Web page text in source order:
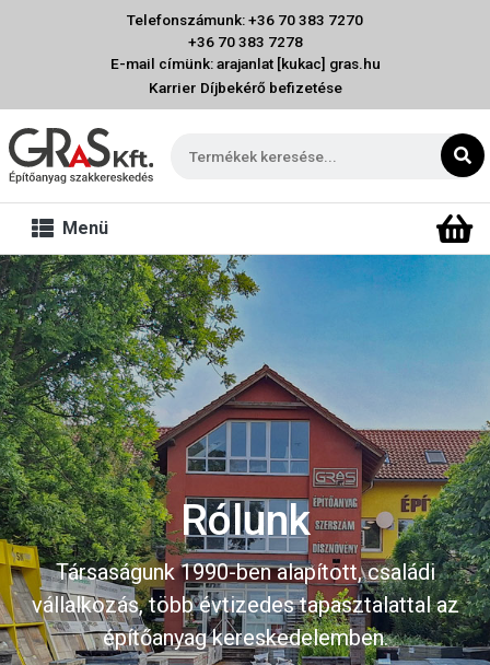
Telefonszámunk: +36 70 383 7270
+36 70 383 7278
E-mail címünk: arajanlat [kukac] gras.hu
Karrier Díjbekérő befizetése
Menü
Rólunk
Társaságunk 1990-ben alapított, családi
vállalkozás, több évtizedes tapasztalattal az
építőanyag kereskedelemben.